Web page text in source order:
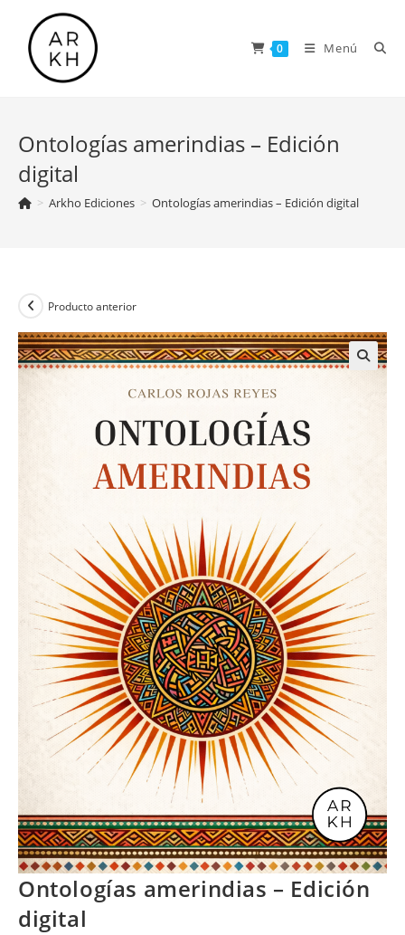
contenido
0 Menú
Ontologías amerindias – Edición
digital
> Arkho Ediciones > Ontologías amerindias – Edición digital
Producto anterior
Ontologías amerindias – Edición
digital